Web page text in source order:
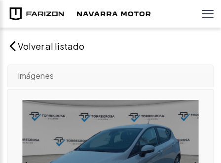
Volver al listado
Imágenes